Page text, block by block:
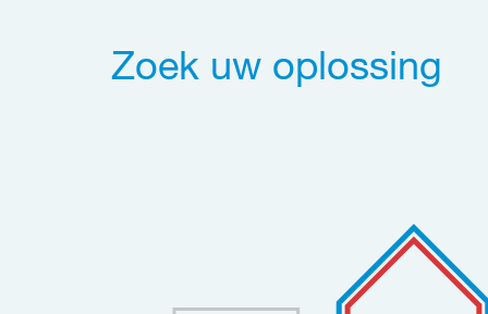
Zoek uw oplossing